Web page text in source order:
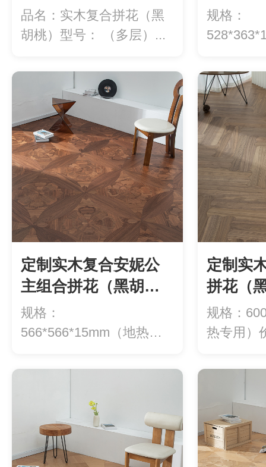
品名：实木复合拼花（黑
胡桃）型号： （多层）...
YXH35
YXH35-
规格：
定制实木复合安妮公
主组合拼花（黑胡
桃）1大YXH33（多
层）2小YX
规格：
566*566*15mm（地热专
定制实
拼花（
YXH29
规格：
热专用）